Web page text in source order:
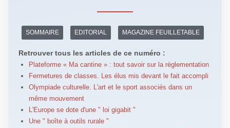
SOMMAIRE EDITORIAL MAGAZINE FEUILLETABLE
Retrouver tous les articles de ce numéro :
Plateforme « Ma cantine » : tout savoir sur la règlementation
Fermetures de classes. Les élus mis devant le fait accompli
Olympiade culturelle. L'art et le sport associés dans un
même mouvement
L'Europe se dote d'une " loi gigabit "
Une " boîte à outils rurale "